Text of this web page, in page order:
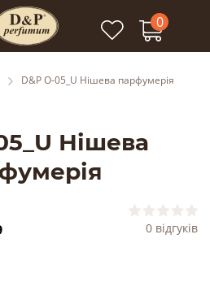
0
D&P O-05_U Нішева парфумерія
Нішева
0 відгуків